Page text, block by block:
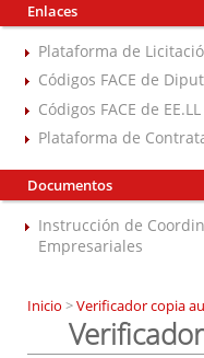
Enlaces
Plataforma de
Códigos FACE de
Códigos FACE de EE.LL
Plataforma de
Documentos
Instrucción de
Empresariales
Inicio >Verificador copia